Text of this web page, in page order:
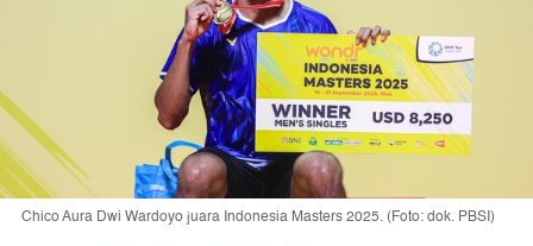
Chico Aura Dwi Wardoyo juara Indonesia Masters 2025. (Foto: dok. PBSI)